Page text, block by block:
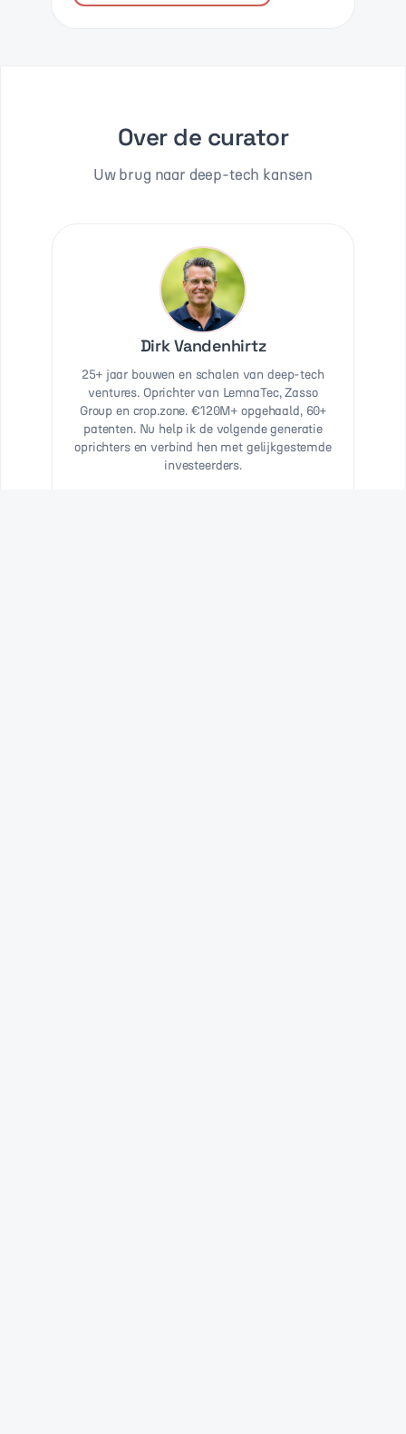
Over de curator
Uw brug naar deep-tech kansen
Dirk Vandenhirtz
25+ jaar bouwen en schalen van deep-tech
ventures. Oprichter van LemnaTec, Zasso
Group en crop.zone. €120M+ opgehaald, 60+
patenten. Nu help ik de volgende generatie
oprichters en verbind hen met gelijkgestemde
investeerders.